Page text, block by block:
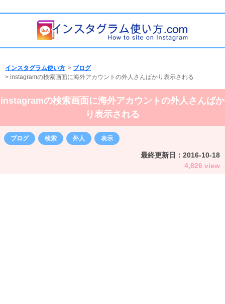
インスタグラム使い方 > ブログ
> instagramの検索画面に海外アカウントの外人さんばかり表示される
instagramの検索画面に海外アカウントの外人さんばか
り表示される
ブログ 検索 外人 表示
最終更新日： 2016-10-18
4,826 view